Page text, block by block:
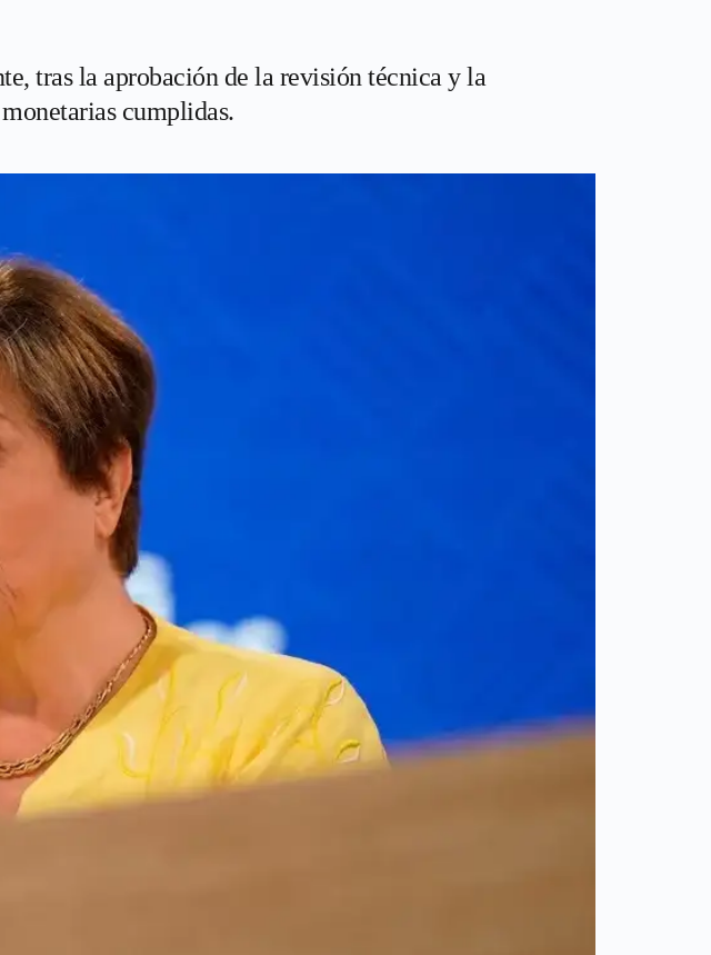
tras la aprobación de la revisión técnica y la
cumplidas.